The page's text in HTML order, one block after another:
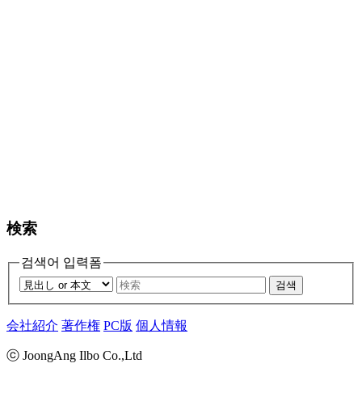
検索
검색어 입력폼
검색
会社紹介 著作権 PC版 個人情報
ⓒ JoongAng Ilbo Co.,Ltd